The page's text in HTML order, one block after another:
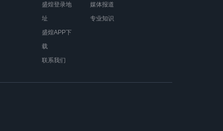
盛煌登录地
址
盛煌APP下
载
联系我们
媒体报道
专业知识